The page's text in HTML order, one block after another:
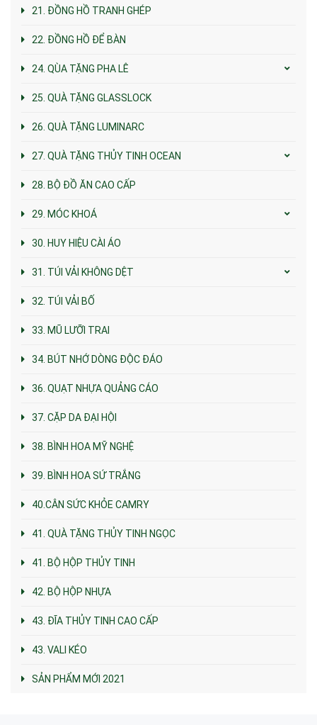
21. ĐỒNG HỒ TRANH GHÉP
22. ĐỒNG HỒ ĐỂ BÀN
24. QÙA TẶNG PHA LÊ
25. QUÀ TẶNG GLASSLOCK
26. QUÀ TẶNG LUMINARC
27. QUÀ TẶNG THỦY TINH OCEAN
28. BỘ ĐỒ ĂN CAO CẤP
29. MÓC KHOÁ
30. HUY HIỆU CÀI ÁO
31. TÚI VẢI KHÔNG DỆT
32. TÚI VẢI BỐ
33. MŨ LƯỠI TRAI
34. BÚT NHỚ DÒNG ĐỘC ĐÁO
36. QUẠT NHỰA QUẢNG CÁO
37. CẶP DA ĐẠI HỘI
38. BÌNH HOA MỸ NGHỆ
39. BÌNH HOA SỨ TRẮNG
40.CÂN SỨC KHỎE CAMRY
41. QUÀ TẶNG THỦY TINH NGỌC
41. BỘ HỘP THỦY TINH
42. BỘ HỘP NHỰA
43. ĐĨA THỦY TINH CAO CẤP
43. VALI KÉO
SẢN PHẨM MỚI 2021